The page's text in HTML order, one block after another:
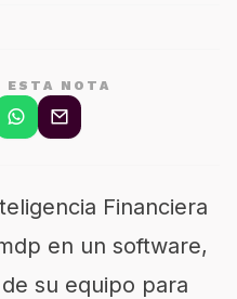
ESTA NOTA
Financiera
en un software,
su equipo para